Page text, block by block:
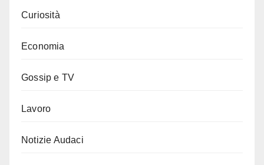
Curiosità
Economia
Gossip e TV
Lavoro
Notizie Audaci